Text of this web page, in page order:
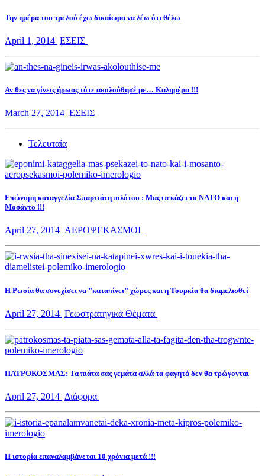
Την ημέρα του τρελού έχω δικαίωμα να λέω ότι θέλω
April 1, 2014 ΕΣΕΙΣ
Αν θες να γίνεις ήρωας τότε ακολούθησέ με… Καλημέρα !!!
March 27, 2014 ΕΣΕΙΣ
Τελευταία
Επώνυμη καταγγελία Σπαρτιάτη πιλότου : Μας ψεκάζει το ΝΑΤΟ και η
Μοσάντο !!!
April 27, 2014 ΑΕΡΟΨΕΚΑΣΜΟΙ
Η Ρωσία θα συνεχίσει να ”καταπίνει” χώρες και η Τουρκία θα διαμελισθεί
April 27, 2014 Γεωστρατηγικά Θέματα
ΠΑΤΡΟΚΟΣΜΑΣ: Τα πιάτα σας γεμάτα αλλά τα φαγητά δεν θα τρώγονται
April 27, 2014 Διάφορα
Η ιστορία επαναλαμβάνεται 10 χρόνια μετά !!!